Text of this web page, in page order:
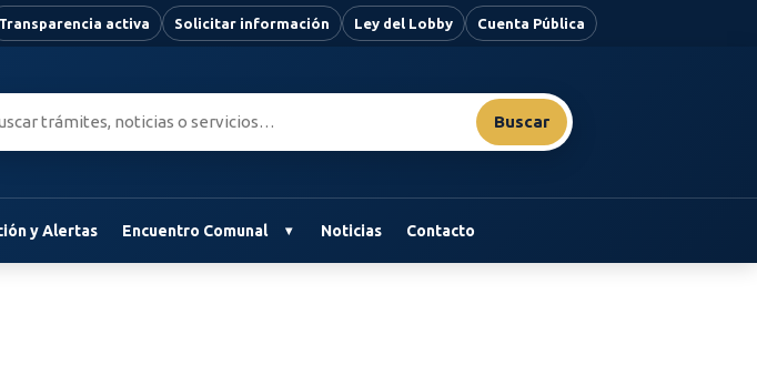
Transparencia activa Solicitar información Ley del Lobby Cuenta Pública
Buscar
y Alertas Encuentro Comunal Noticias Contacto